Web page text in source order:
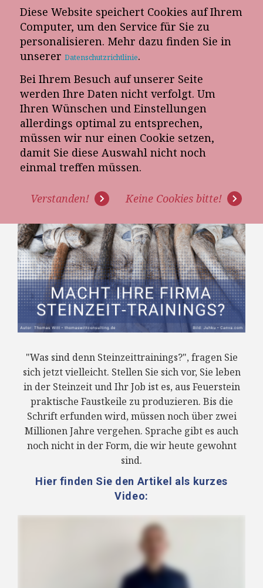
Diese Website speichert Cookies auf Ihrem
Computer, um den Service für Sie zu
personalisieren. Mehr dazu finden Sie in
unserer Datenschutzrichtlinie.
Bei Ihrem Besuch auf unserer Seite
werden Ihre Daten nicht verfolgt. Um
Ihren Wünschen und Einstellungen
allerdings optimal zu entsprechen,
müssen wir nur einen Cookie setzen,
damit Sie diese Auswahl nicht noch
einmal treffen müssen.
Verstanden! Keine Cookies bitte!
E-Mail-Newsletter
Telefon-Termin
MACHT IHRE FIRMA
STEINZEITTRAININGS?
"Was sind denn Steinzeittrainings?", fragen Sie
sich jetzt vielleicht. Stellen Sie sich vor, Sie leben
in der Steinzeit und Ihr Job ist es, aus Feuerstein
praktische Faustkeile zu produzieren. Bis die
Schrift erfunden wird, müssen noch über zwei
Millionen Jahre vergehen. Sprache gibt es auch
noch nicht in der Form, die wir heute gewohnt
sind.
Hier finden Sie den Artikel als kurzes
Video: